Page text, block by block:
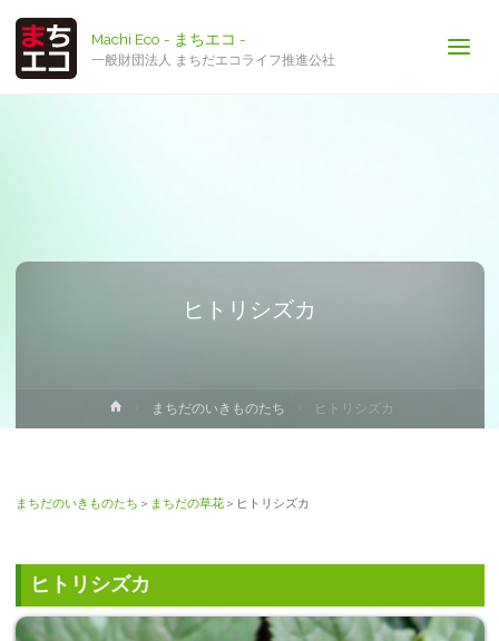
Machi Eco - まちエコ -
一般財団法人 まちだエコライフ推進公社
ヒトリシズカ
ー
まちだのいきものたち ヒトリシズカ
まちだのいきものたち ＞ まちだの草花＞ヒトリシズカ
ヒトリシズカ